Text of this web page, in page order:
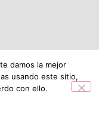
ME SRL.
damos la mejor
usando este sitio,
con ello.